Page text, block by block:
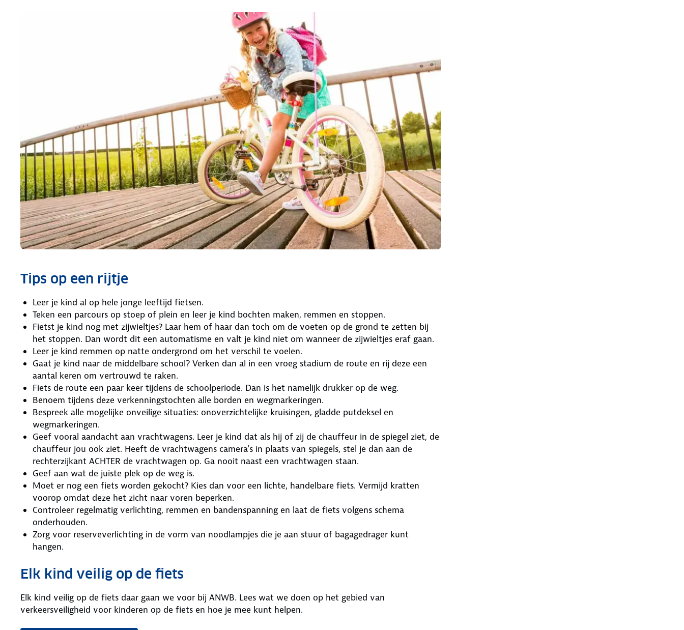
Tips op een rijtje
Leer je kind al op hele jonge leeftijd fietsen.
Teken een parcours op stoep of plein en leer je kind bochten maken, remmen en stoppen.
Fietst je kind nog met zijwieltjes? Laar hem of haar dan toch om de voeten op de grond te zetten bij
het stoppen. Dan wordt dit een automatisme en valt je kind niet om wanneer de zijwieltjes eraf gaan.
Leer je kind remmen op natte ondergrond om het verschil te voelen.
Gaat je kind naar de middelbare school? Verken dan al in een vroeg stadium de route en rij deze een
aantal keren om vertrouwd te raken.
Fiets de route een paar keer tijdens de schoolperiode. Dan is het namelijk drukker op de weg.
Benoem tijdens deze verkenningstochten alle borden en wegmarkeringen.
Bespreek alle mogelijke onveilige situaties: onoverzichtelijke kruisingen, gladde putdeksel en
wegmarkeringen.
Geef vooral aandacht aan vrachtwagens. Leer je kind dat als hij of zij de chauffeur in de spiegel ziet, de
chauffeur jou ook ziet. Heeft de vrachtwagens camera’s in plaats van spiegels, stel je dan aan de
rechterzijkant ACHTER de vrachtwagen op. Ga nooit naast een vrachtwagen staan.
Geef aan wat de juiste plek op de weg is.
Moet er nog een fiets worden gekocht? Kies dan voor een lichte, handelbare fiets. Vermijd kratten
voorop omdat deze het zicht naar voren beperken.
Controleer regelmatig verlichting, remmen en bandenspanning en laat de fiets volgens schema
onderhouden.
Zorg voor reserveverlichting in de vorm van noodlampjes die je aan stuur of bagagedrager kunt
hangen.
Elk kind veilig op de fiets
Elk kind veilig op de fiets daar gaan we voor bij ANWB. Lees wat we doen op het gebied van
verkeersveiligheid voor kinderen op de fiets en hoe je mee kunt helpen.